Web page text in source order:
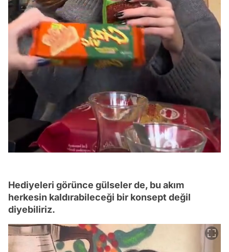
Hediyeleri görünce gülseler de, bu akım
herkesin kaldırabileceği bir konsept değil
diyebiliriz.